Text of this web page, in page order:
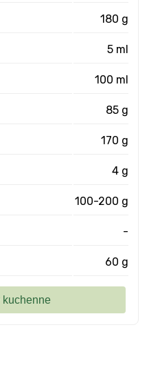
180 g
5 ml
100 ml
85 g
170 g
4 g
100-200 g
-
60 g